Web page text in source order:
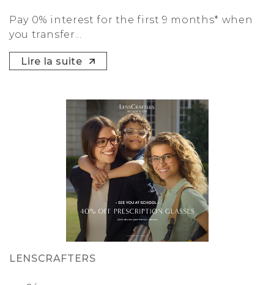
Pay 0% interest for the first 9 months* when
you transfer...
Lire la suite
LENSCRAFTERS